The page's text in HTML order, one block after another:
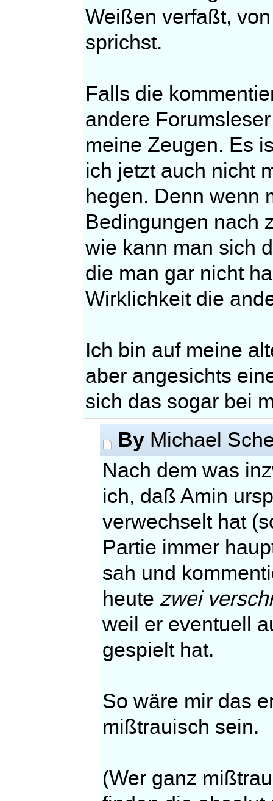
Weißen verfaßt,
sprichst.
Falls die
andere
meine Zeugen. Es
ich jetzt auch nicht
hegen. Denn wenn
Bedingungen nach
wie kann man sich
die man gar nicht
Wirklichkeit die
Ich bin auf meine
aber angesichts
sich das sogar bei
By Michael
Nach dem was
ich, daß Amin
verwechselt hat
Partie immer
sah und
heute zwei
weil er eventuell
gespielt hat.
So wäre mir das
mißtrauisch sein.
(Wer ganz